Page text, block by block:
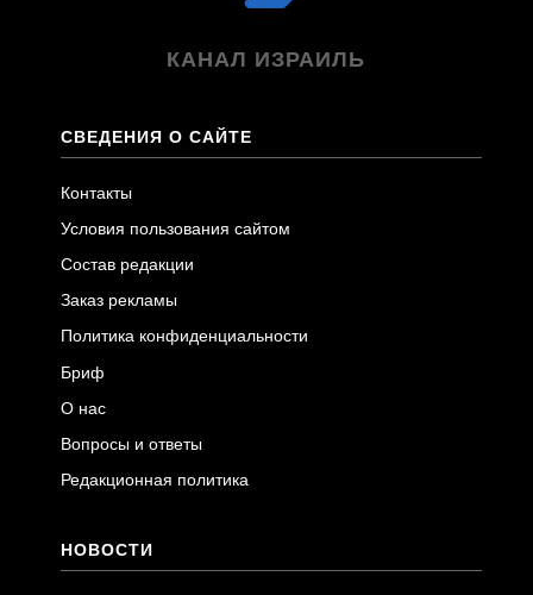
КАНАЛ ИЗРАИЛЬ
СВЕДЕНИЯ О САЙТЕ
Контакты
Условия пользования сайтом
Состав редакции
Заказ рекламы
Политика конфиденциальности
Бриф
О нас
Вопросы и ответы
Редакционная политика
НОВОСТИ